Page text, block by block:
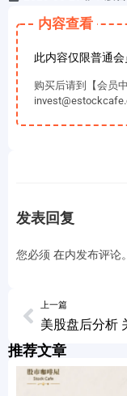
内容查看
此内容仅限普通
购买后请到【会员
发表回复
您必须 在内发布评论。
上一篇
推荐文章